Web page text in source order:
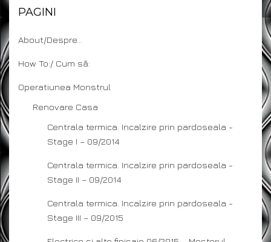
PAGINI
About/Despre…
How To:/ Cum să:
Operatiunea Monstrul
Renovare Casa
Centrala termica. Incalzire prin pardoseala -
Stage I – 09/2014
Centrala termica. Incalzire prin pardoseala -
Stage II – 09/2014
Centrala termica. Incalzire prin pardoseala -
Stage III – 09/2015